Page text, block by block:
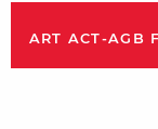
ART ACT-AGB